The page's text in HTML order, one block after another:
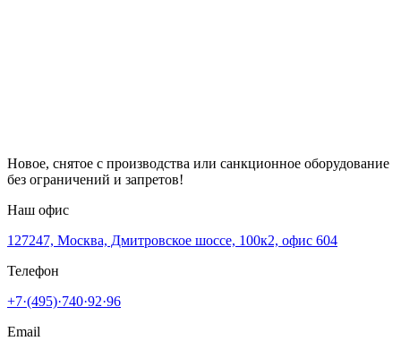
Новое, снятое с производства или санкционное оборудование
без ограничений и запретов!
Наш офис
127247, Москва, Дмитровское шоссе, 100к2, офис 604
Телефон
+7·(495)·740·92·96
Email